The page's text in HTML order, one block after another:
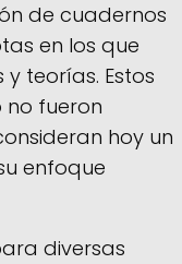
de cuadernos
en los que
teorías. Estos
fueron
hoy un
enfoque
diversas